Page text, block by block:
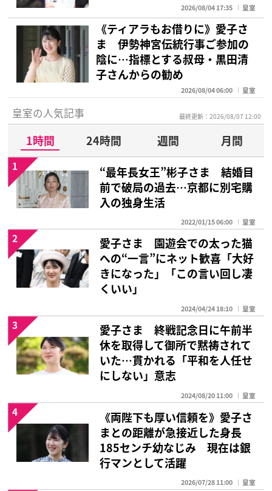
2026/08/04 17:35 皇室
《ティアラもお借りに》愛子さ
ま 伊勢神宮伝統行事ご参加の
陰に…指標とする叔母・黒田清
子さんからの勧め
2026/08/04 06:00 皇室
皇室の人気記事 最終更新：2026/08/07 12:00
1時間 24時間 週間
月間
“最年長女王”彬子さま 結婚目
前で破局の過去…京都に別宅購
入の独身生活
2022/01/15 06:00 皇室
1
愛子さま 園遊会での太った猫
への“一言”にネット歓喜「大好
きになった」「この言い回し凄
くいい」
2024/04/24 18:10 皇室
2
愛子さま 終戦記念日に午前半
休を取得して御所で黙祷されて
いた…貫かれる「平和を人任せ
にしない」意志
2024/08/20 11:00 皇室
3
《両陛下も厚い信頼を》愛子さ
まとの距離が急接近した身長
185センチ幼なじみ 現在は銀
行マンとして活躍
2026/07/28 11:00 皇室
4